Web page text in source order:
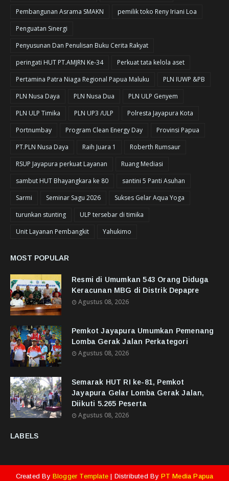
Pembangunan Asrama SMAKN
pemilik toko Reny Iriani Loa
Penguatan Sinergi
Penyusunan Dan Penulisan Buku Cerita Rakyat
peringati HUT PT.AMJRN Ke-34
Perkuat tata kelola aset
Pertamina Patra Niaga Regional Papua Maluku
PLN IUWP &PB
PLN Nusa Daya
PLN Nusa Dua
PLN ULP Genyem
PLN ULP Timika
PLN UP3 /ULP
Polresta Jayapura Kota
Portnumbay
Program Clean Energy Day
Provinsi Papua
PT.PLN Nusa Daya
Raih Juara 1
Roberth Rumsaur
RSUP Jayapura perkuat Layanan
Ruang Mediasi
sambut HUT Bhayangkara ke 80
santini 5 Panti Asuhan
Sarmi
Seminar Sagu 2026
Sukses Gelar Aqua Yoga
turunkan stunting
ULP tersebar di timika
Unit Layanan Pembangkit
Yahukimo
MOST POPULAR
Resmi di Umumkan 543 Orang Diduga
Keracunan MBG di Distrik Depapre
Agustus 08, 2026
Pemkot Jayapura Umumkan Pemenang
Lomba Gerak Jalan Perkategori
Agustus 08, 2026
Semarak HUT RI ke-81, Pemkot
Jayapura Gelar Lomba Gerak Jalan,
Diikuti 5.265 Peserta
Agustus 08, 2026
LABELS
Created By Blogger Template| Distributed By PT Media Papua